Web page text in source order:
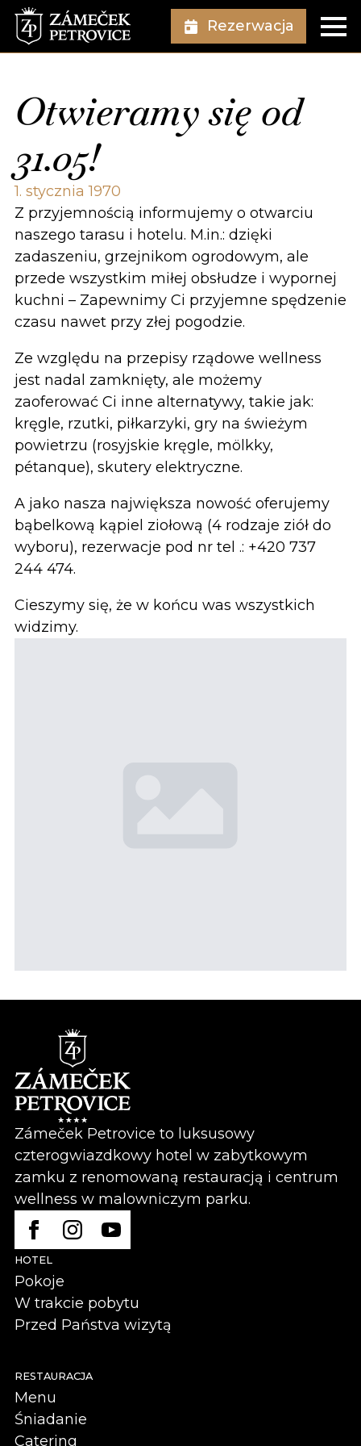
Rezerwacja
Otwieramy się od
31.05!
1. stycznia 1970
Z przyjemnością informujemy o otwarciu
naszego tarasu i hotelu. M.in.: dzięki
zadaszeniu, grzejnikom ogrodowym, ale
przede wszystkim miłej obsłudze i wypornej
kuchni – Zapewnimy Ci przyjemne spędzenie
czasu nawet przy złej pogodzie.
Ze względu na przepisy rządowe wellness
jest nadal zamknięty, ale możemy
zaoferować Ci inne alternatywy, takie jak:
kręgle, rzutki, piłkarzyki, gry na świeżym
powietrzu (rosyjskie kręgle, mölkky,
pétanque), skutery elektryczne.
A jako nasza największa nowość oferujemy
bąbelkową kąpiel ziołową (4 rodzaje ziół do
wyboru), rezerwacje pod nr tel .: +420 737
244 474.
Cieszymy się, że w końcu was wszystkich
widzimy.
Zámeček Petrovice to luksusowy
czterogwiazdkowy hotel w zabytkowym
zamku z renomowaną restauracją i centrum
wellness w malowniczym parku.
HOTEL
Pokoje
W trakcie pobytu
Przed Państva wizytą
RESTAURACJA
Menu
Śniadanie
Catering